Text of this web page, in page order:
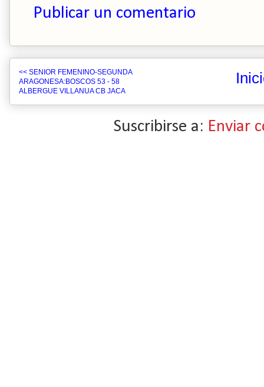
Publicar un comentario
<< SENIOR FEMENINO-SEGUNDA
ARAGONESA:BOSCOS 53 - 58
ALBERGUE VILLANUA CB JACA
Suscribirse a: Enviar